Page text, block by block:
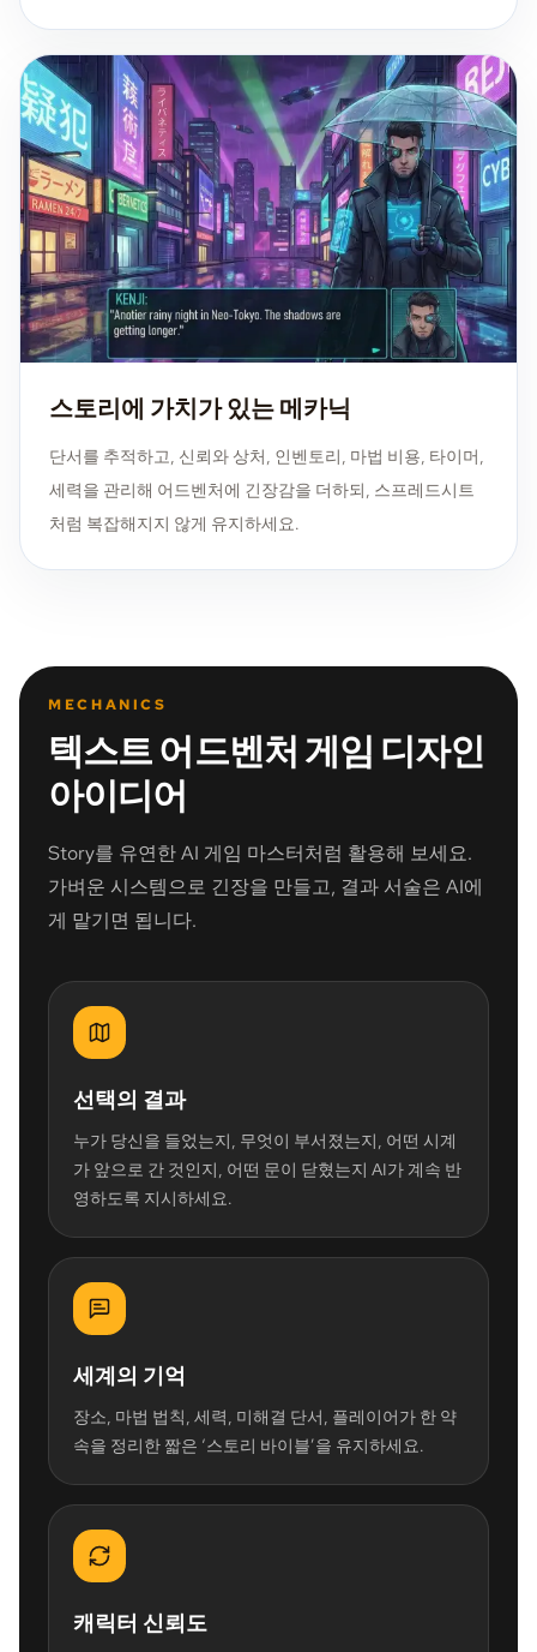
스토리에 가치가 있는 메카닉
단서를 추적하고, 신뢰와 상처, 인벤토리, 마법 비용, 타이머,
세력을 관리해 어드벤처에 긴장감을 더하되, 스프레드시트
처럼 복잡해지지 않게 유지하세요.
MECHANICS
텍스트 어드벤처 게임 디자인
아이디어
Story를 유연한 AI 게임 마스터처럼 활용해 보세요.
가벼운 시스템으로 긴장을 만들고, 결과 서술은 AI에
게 맡기면 됩니다.
선택의 결과
누가 당신을 들었는지, 무엇이 부서졌는지, 어떤 시계
가 앞으로 간 것인지, 어떤 문이 닫혔는지 AI가 계속 반
영하도록 지시하세요.
세계의 기억
장소, 마법 법칙, 세력, 미해결 단서, 플레이어가 한 약
속을 정리한 짧은 ‘스토리 바이블’을 유지하세요.
캐릭터 신뢰도